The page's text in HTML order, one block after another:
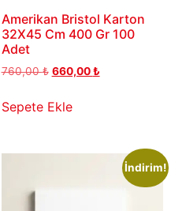
Amerikan Bristol Karton
32X45 Cm 400 Gr 100
Adet
760,00₺ 660,00₺
Sepete Ekle
İndirim!